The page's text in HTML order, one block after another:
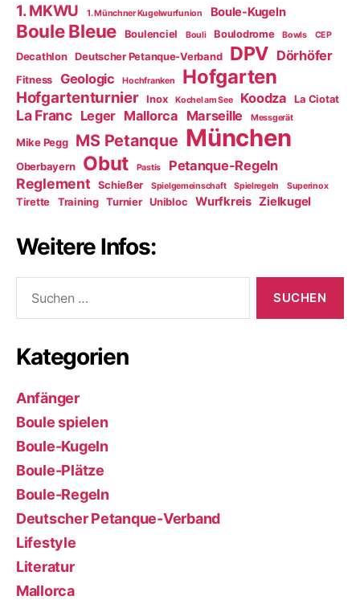
1. MKWU 1. Münchner Kugelwurfunion Boule-Kugeln
Boule Bleue Boulenciel Bouli Boulodrome Bowls CEP
Decathlon Deutscher Petanque-Verband DPV Dörhöfer
Fitness Geologic Hochfranken Hofgarten
Hofgartenturnier Inox Kochel am See Koodza La Ciotat
La Franc Leger Mallorca Marseille Messgerät
Mike Pegg MS Petanque München
Oberbayern Obut Pastis Petanque-Regeln
Reglement Schießer Spielgemeinschaft Spielregeln Superinox
Tirette Training Turnier Unibloc Wurfkreis Zielkugel
Weitere Infos:
nach:
Kategorien
Anfänger
Boule spielen
Boule-Kugeln
Boule-Plätze
Boule-Regeln
Deutscher Petanque-Verband
Lifestyle
Literatur
Mallorca